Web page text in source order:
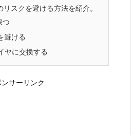
スクを避ける方法を紹介。
つ
避ける
ヤに交換する
ンサーリンク